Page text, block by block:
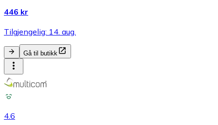
446 kr
Tilgjengelig: 14. aug.
Gå til butikk
4.6